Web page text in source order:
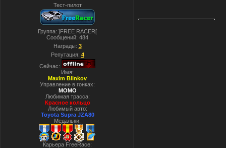
Тест-пилот
Группа: ]FREE RACER[
Сообщений: 484
Награды: 3
Репутация: 4
Сейчас:
Имя:
Maxim Blinkov
Управление в гонках:
MOMO
Любимая трасса:
Красное кольцо
Любимый авто:
Toyota Supra JZA80
Медальки:
Карьера FreeRace: